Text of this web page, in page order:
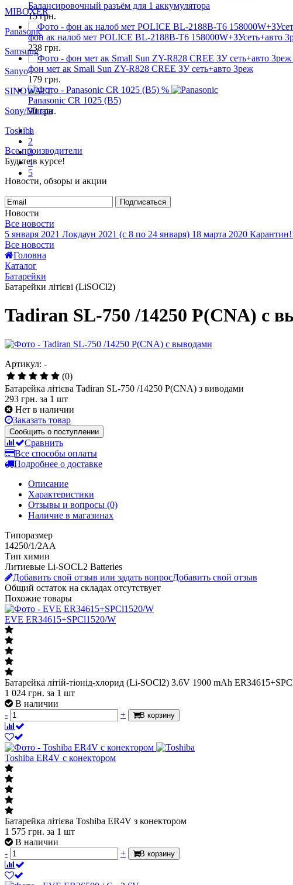
Балансировочный разъём для 1 аккумулятора
15грн.
фон ак налоб мет POLICE BL-2188B-T6 158000W+ЗУсеть+авто
238 грн.
фон мет ак Small Sun ZY-R828 CREE ЗУ сеть+авто 3реж
179 грн.
%
Panasonic CR 1025 (B5)
90грн.
1
2
3
4
5
MIBOXER
Panasonic
Samsung
Sanyo
SINOWATT
Sony/Murata
Toshiba
Все производители
Будьте в курсе!
Новости, обзоры и акции
Подписаться
Новости
Все новости
5 января 2021 Локдаун 2021 (с 8 по 24 января) 18 марта 2020
Все новости
Головна
Каталог
Батарейки
Батарейки літієві (LiSOCl2)
Tadiran SL-750 /14250 P(CNA) с
Артикул: -
(0)
Батарейка літієва Tadiran SL-750 /14250 P(CNA) з виводами
293 грн. за 1 шт
Нет в наличии
Заказать товар
Сообщить о поступлении
Сравнить
Все способы оплаты
Подробнее о доставке
Описание
Характеристики
Отзывы и вопросы (0)
Наличие в магазинах
Типоразмер
14250/1/2AA
Тип химии
Литиевые Li-SOCL2 Batteries
Добавить свой отзыв или задать вопросДобавить свой отзыв
Общий остаток на складах отсутствует
Похожие товары
EVE ER34615+SPCl1520/W
Батарейка літій-тіонід-хлорид (Li-SOCl2) 3.6V 1900 mAh
1 024 грн. за 1 шт
В наличии
-
+ В корзину
Toshiba ER4V с конектором
Батарейка літієва Toshiba ER4V з конектором
1 575 грн. за 1 шт
В наличии
-
+ В корзину